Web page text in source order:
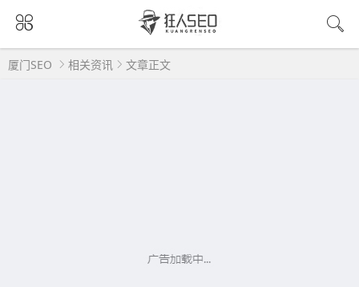
厦门SEO 相关资讯 文章正文